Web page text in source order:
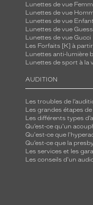
Lunettes de vue
Lunettes de vue
Lunettes de vue Enfant
Lunettes de vue Guess
Lunettes de vue Gucci
Les Forfaits [K] à
Lunettes anti-lumière
Lunettes de sport à la
AUDITION
Les troubles de
Les grandes étapes
Les différents types
Qu’est-ce qu'un
Qu'est-ce que
Qu’est-ce que la
Les services et les
Les conseils d'un